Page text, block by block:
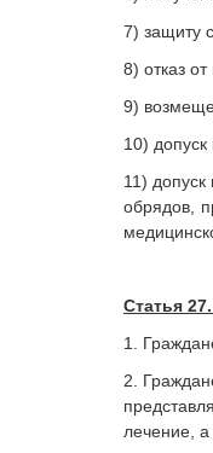
7) защиту
8) отказ
9)
10)
11)
обрядов,
Статья
1.
2.
лечение, а